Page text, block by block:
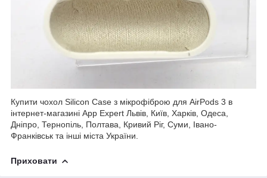
Купити чохол Silicon Case з мікрофіброю для AirPods 3 в
інтернет-магазині App Expert Львів, Київ, Харків, Одеса,
Дніпро, Тернопіль, Полтава, Кривий Ріг, Суми, Івано-
Франківськ та інші міста України.
Приховати